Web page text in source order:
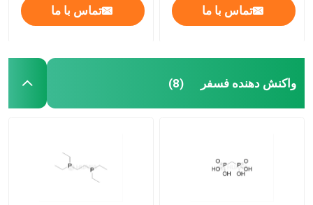
محصولات
تماس با ما تماس با ما
واکنش دهنده فسفر (8)